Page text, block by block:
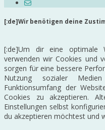
[:de]Wir benötigen deine
[:de]Um dir eine optimale
verwenden wir Cookies und
sorgen für eine bessere
Nutzung sozialer
Funktionsumfang der
Cookies zu akzeptieren.
Einstellungen selbst
du akzeptieren möchtest und